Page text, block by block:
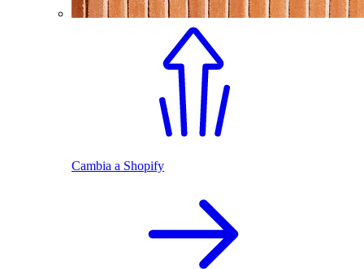
Cambia a Shopify